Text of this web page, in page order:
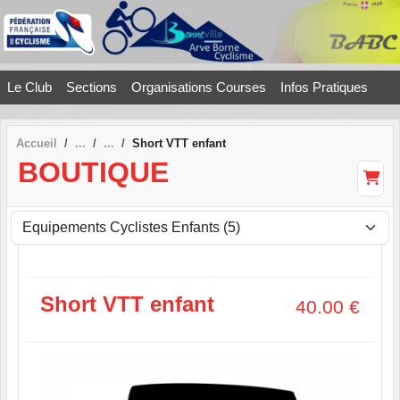
Le Club Sections Organisations Courses Infos Pratiques
Accueil Short VTT enfant
BOUTIQUE
Short VTT enfant 40.00 €
Panneau de gestion des cookies